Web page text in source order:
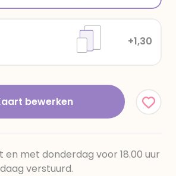
+1,30
bewerken
en met donderdag voor 18.00 uur
verstuurd.